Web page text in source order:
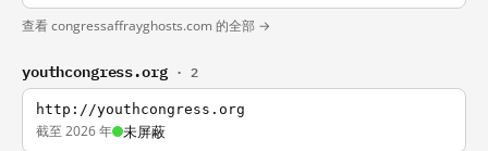
查看 congressaffrayghosts.com 的全部 →
youthcongress.org · 2
http://youthcongress.org
截至 2026 年 未屏蔽